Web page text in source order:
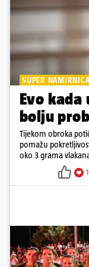
SUPER NAMIRNICA
Evo kada
bolju
Tijekom obroka
pomažu
oko 3 grama
1